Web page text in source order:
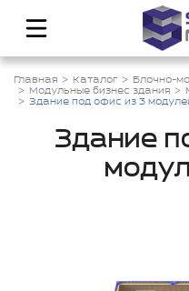
Главная Каталог
Блочно-
Модульные бизнес здания
Здание под офис из 3
Здание